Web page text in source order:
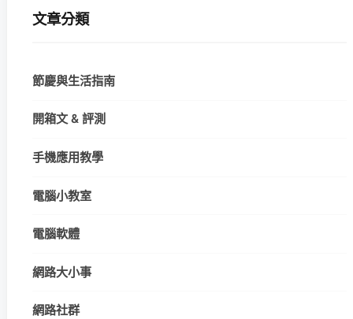
文章分類
節慶與生活指南
開箱文 & 評測
手機應用教學
電腦小教室
電腦軟體
網路大小事
網路社群